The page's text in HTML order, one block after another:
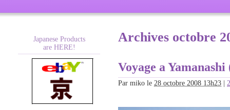
Archives octobre
Voyage a
Par miko le 28 octobre 2008 13h23 |
Japanese Products
are HERE!